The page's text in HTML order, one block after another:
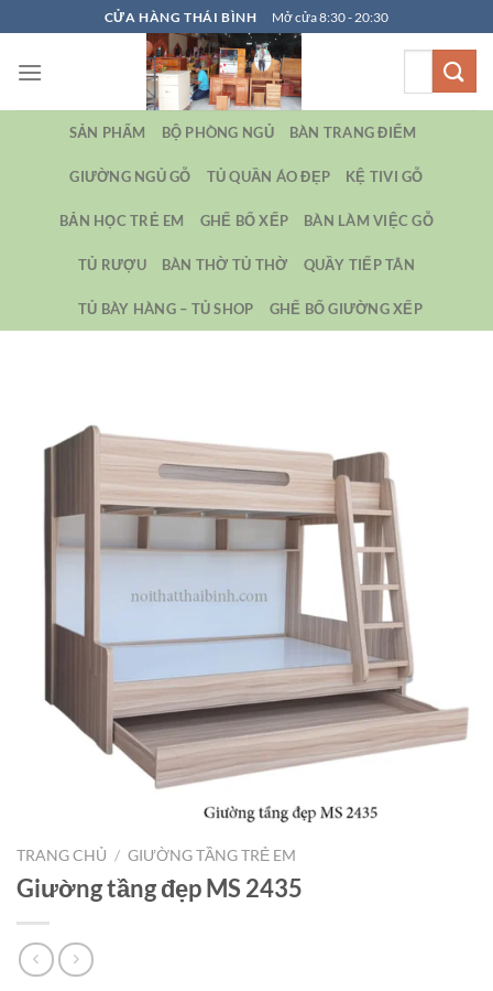
qua
nội
CỬA HÀNG THÁI BÌNH Mở cửa 8:30 - 20:30
SẢN PHẨM BỘ PHÒNG NGỦ BÀN TRANG ĐIỂM
GIƯỜNG NGỦ GỖ TỦ QUẦN ÁO ĐẸP KỆ TIVI GỖ
BẢN HỌC TRẺ EM GHẾ BỐ XẾP BÀN LÀM VIỆC GỖ
TỦ RƯỢU BÀN THỜ TỦ THỜ QUẦY TIẾP TÂN
TỦ BÀY HÀNG – TỦ SHOP GHẾ BỐ GIƯỜNG XẾP
TRANG CHỦ / GIƯỜNG TẦNG TRẺ EM
Giường tầng đẹp MS 2435